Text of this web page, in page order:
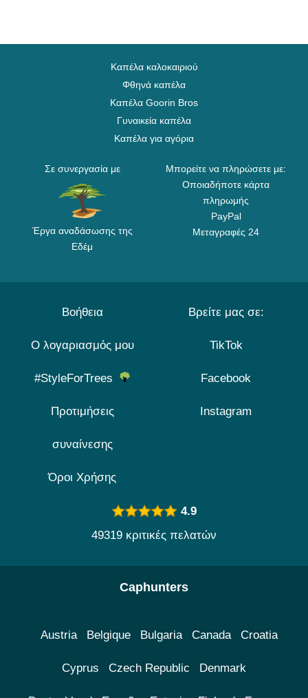
Καπέλα καλοκαιριού
Φθηνά καπέλα
Καπέλα Goorin Bros
Γυναικεία καπέλα
Καπέλα για αγόρια
Σε συνεργασία με
Έργα αναδάσωσης της
Εδέμ
Μπορείτε να πληρώσετε με:
Οποιαδήποτε κάρτα
πληρωμής
PayPal
Μεταγραφές 24
Βοήθεια
Ο λογαριασμός μου
#StyleForTrees
Προτιμήσεις
συναίνεσης
Όροι Χρήσης
Βρείτε μας σε:
TikTok
Facebook
Instagram
4.9
49319 κριτικές πελατών
Caphunters
Austria Belgique Bulgaria Canada Croatia
Cyprus Czech Republic Denmark